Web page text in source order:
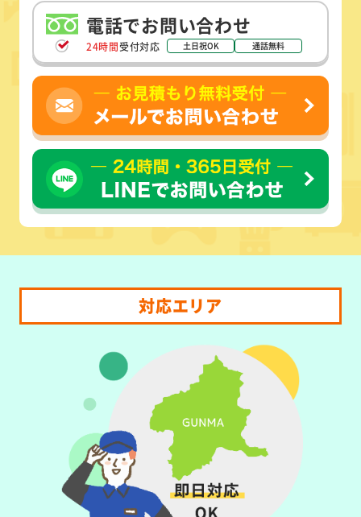
電話でお問い合わせ
24時間受付対応 土日祝OK 通話無料
対応エリア